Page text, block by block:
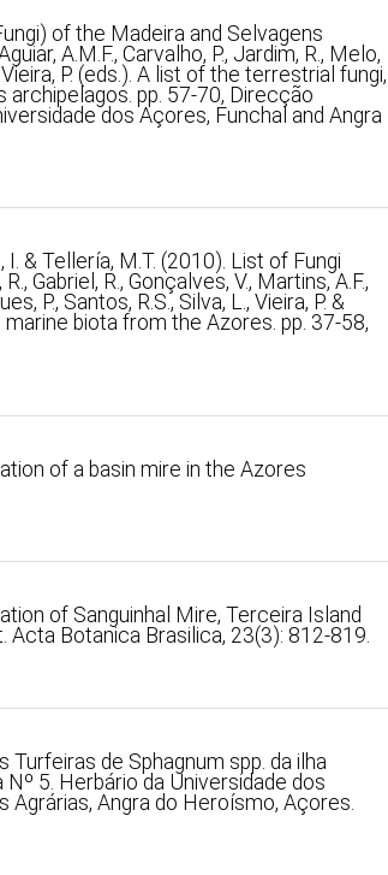
of the Madeira and Selvagens
A.M.F., Carvalho, P., Jardim, R., Melo,
Vieira, P. (eds.). A list of the terrestrial fungi,
archipelagos. pp. 57-70, Direcção
dos Açores, Funchal and Angra
I. & Tellería, M.T. (2010). List of Fungi
Gabriel, R., Gonçalves, V., Martins, A.F.,
P., Santos, R.S., Silva, L., Vieira, P. &
biota from the Azores. pp. 37-58,
of a basin mire in the Azores
of Sanguinhal Mire, Terceira Island
Acta Botanica Brasilica, 23(3): 812-819.
Turfeiras de Sphagnum spp. da ilha
5. Herbário da Universidade dos
Angra do Heroísmo, Açores.